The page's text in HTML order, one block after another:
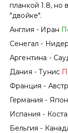
планкой 1.8, но
"двойке".
Англия - Иран
Сенегал -
Аргентина -
Дания - Тунис
Франция -
Германия -
Испания -
Бельгия -